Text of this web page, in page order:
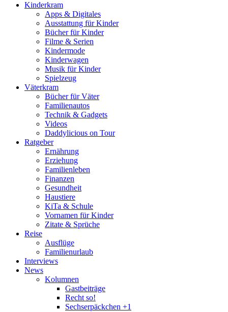
Kinderkram
Apps & Digitales
Ausstattung für Kinder
Bücher für Kinder
Filme & Serien
Kindermode
Kinderwagen
Musik für Kinder
Spielzeug
Väterkram
Bücher für Väter
Familienautos
Technik & Gadgets
Videos
Daddylicious on Tour
Ratgeber
Ernährung
Erziehung
Familienleben
Finanzen
Gesundheit
Haustiere
KiTa & Schule
Vornamen für Kinder
Zitate & Sprüche
Reise
Ausflüge
Familienurlaub
Interviews
News
Kolumnen
Gastbeiträge
Recht so!
Sechserpäckchen +1